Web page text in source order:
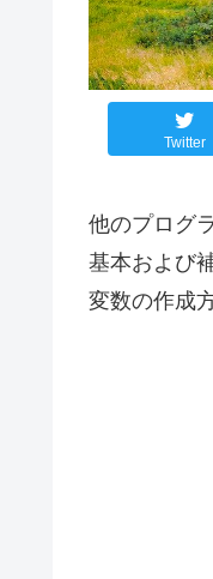
Twitter
他のプログ
基本および
変数の作成